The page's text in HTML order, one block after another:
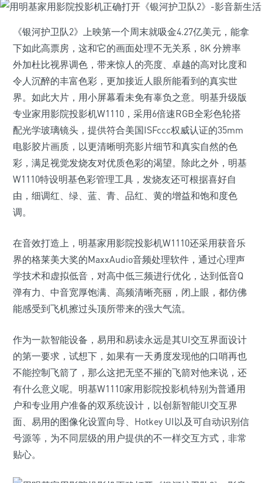
《银河护卫队2》上映第一个周末就吸金4.27亿美元，能拿
下如此高票房，这和它的画面处理不无关系，8K 分辨率
外加杜比视界调色，带来惊人的亮度、卓越的高对比度和
令人沉醉的丰富色彩，更加接近人眼所能看到的真实世
界。如此大片，用小屏幕看未免有辜负之意。明基升级版
专业家用影院投影机W1110，采用6倍速RGB全彩色轮搭
配光学玻璃镜头，提供符合美国ISFccc权威认证的35mm
电影胶片画质，以更清晰明亮影片细节和真实自然的色
彩，满足视觉发烧友对优质色彩的渴望。除此之外，明基
W1110特设明基色彩管理工具，发烧友还可根据喜好自
由，细调红、绿、蓝、青、品红、黄的增益和饱和度色
调。
在音效打造上，明基家用影院投影机W1110还采用获音乐
界的格莱美大奖的MaxxAudio音频处理软件，通过心理声
学技术和虚拟低音，对高中低三频进行优化，达到低音Q
弹有力、中音宽厚饱满、高频清晰亮丽，闭上眼，都仿佛
能感受到飞机擦过头顶所带来的强大气流。
作为一款智能设备，易用和易读永远是其UI交互界面设计
的第一要求，试想下，如果有一天勇度发现他的口哨再也
不能控制飞箭了，那么这把无坚不摧的飞箭对他来说，还
有什么意义呢。明基W1110家用影院投影机特别为普通用
户和专业用户准备的双系统设计，以创新智能UI交互界
面、易用的图像化设置向导、Hotkey UI以及可自动识别信
号源等，为不同层级的用户提供的不一样交互方式，非常
贴心。